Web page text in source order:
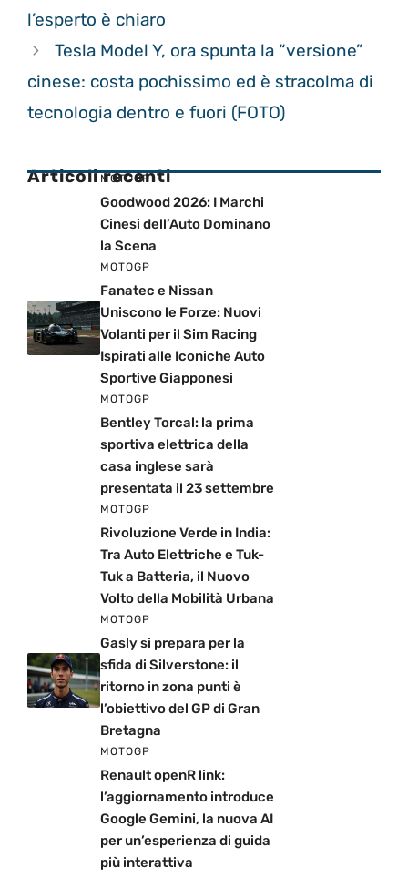
l’esperto è chiaro
Tesla Model Y, ora spunta la “versione”
cinese: costa pochissimo ed è stracolma di
tecnologia dentro e fuori (FOTO)
Articoli recenti
MOTOGP
Goodwood 2026: I Marchi
Cinesi dell’Auto Dominano
la Scena
MOTOGP
Fanatec e Nissan
Uniscono le Forze: Nuovi
Volanti per il Sim Racing
Ispirati alle Iconiche Auto
Sportive Giapponesi
MOTOGP
Bentley Torcal: la prima
sportiva elettrica della
casa inglese sarà
presentata il 23 settembre
MOTOGP
Rivoluzione Verde in India:
Tra Auto Elettriche e Tuk-
Tuk a Batteria, il Nuovo
Volto della Mobilità Urbana
MOTOGP
Gasly si prepara per la
sfida di Silverstone: il
ritorno in zona punti è
l’obiettivo del GP di Gran
Bretagna
MOTOGP
Renault openR link:
l’aggiornamento introduce
Google Gemini, la nuova AI
per un’esperienza di guida
più interattiva